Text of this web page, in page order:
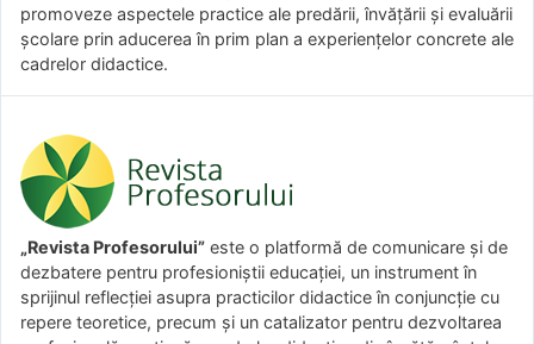
promoveze aspectele practice ale predării, învăţării şi evaluării
şcolare prin aducerea în prim plan a experienţelor concrete ale
cadrelor didactice.
„Revista Profesorului” este o platformă de comunicare și de
dezbatere pentru profesioniștii educației, un instrument în
sprijinul reflecției asupra practicilor didactice în conjuncție cu
repere teoretice, precum și un catalizator pentru dezvoltarea